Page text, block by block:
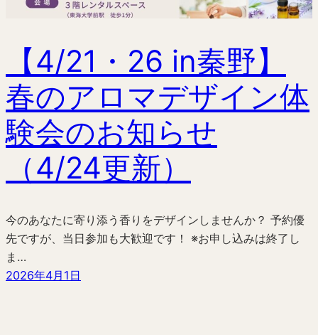
【4/21・26 in秦野】
春のアロマデザイン体
験会のお知らせ
（4/24更新）
今のあなたに寄り添う香りをデザインしませんか？ 予約優
先ですが、当日参加も大歓迎です！ ※お申し込みは終了し
ま…
2026年4月1日